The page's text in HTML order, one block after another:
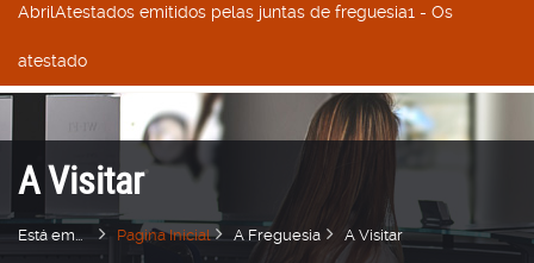
AbrilAtestados emitidos pelas juntas de freguesia1 - Os
atestado
A Visitar
Está em... Pagina Inicial A Freguesia A Visitar